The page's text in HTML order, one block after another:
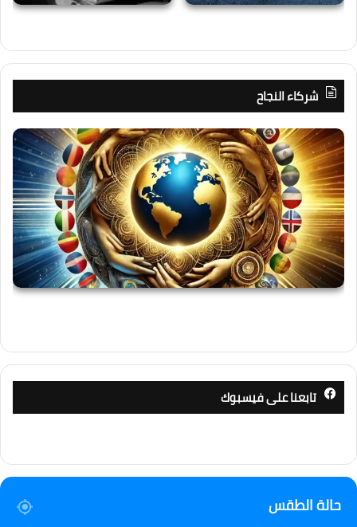
شركاء النجاح
تابعنا على فيسبوك
حالة الطقس